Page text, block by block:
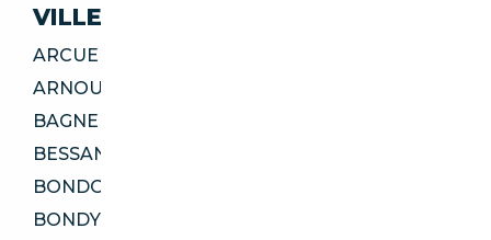
VILLES
ARCUEIL 94110
ARNOUVILLE 95400
BAGNEUX 92220
BESSANCOURT 95550
BONDOUFLE 91070
BONDY 93140